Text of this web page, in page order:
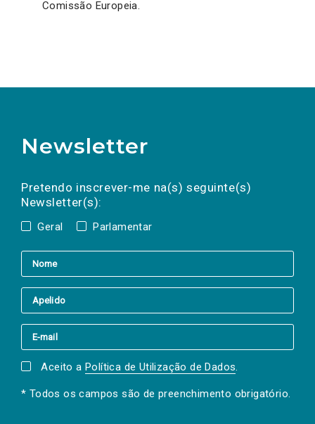
Comissão Europeia.
Newsletter
Pretendo inscrever-me na(s) seguinte(s)
Newsletter(s):
Geral Parlamentar
a(s) newsletter(s).
mail
Aceito a Política de Utilização de Dados.
* Todos os campos são de preenchimento obrigatório.